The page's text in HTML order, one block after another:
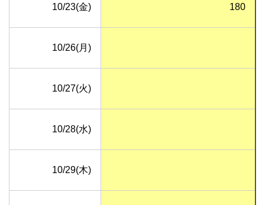
10/23(金) 180
10/26(月)
10/27(火)
10/28(水)
10/29(木)